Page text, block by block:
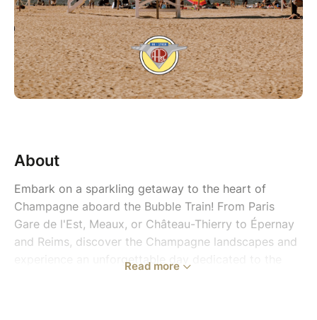
About
Embark on a sparkling getaway to the heart of
Champagne aboard the Bubble Train! From Paris
Gare de l'Est, Meaux, or Château-Thierry to Épernay
and Reims, discover the Champagne landscapes and
experience an unforgettable day dedicated to the
Read more